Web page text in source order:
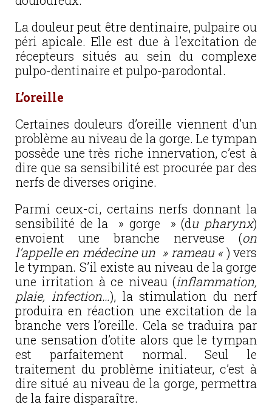
La douleur peut être dentinaire, pulpaire ou
péri apicale. Elle est due à l’excitation de
récepteurs situés au sein du complexe
pulpo-dentinaire et pulpo-parodontal.
L’oreille
Certaines douleurs d’oreille viennent d’un
problème au niveau de la gorge. Le tympan
possède une très riche innervation, c’est à
dire que sa sensibilité est procurée par des
nerfs de diverses origine.
Parmi ceux-ci, certains nerfs donnant la
sensibilité de la » gorge » (du pharynx)
envoient une branche nerveuse (on
l’appelle en médecine un » rameau «) vers
le tympan. S’il existe au niveau de la gorge
une irritation à ce niveau (inflammation,
plaie, infection…), la stimulation du nerf
produira en réaction une excitation de la
branche vers l’oreille. Cela se traduira par
une sensation d’otite alors que le tympan
est parfaitement normal. Seul le
traitement du problème initiateur, c’est à
dire situé au niveau de la gorge, permettra
de la faire disparaître.